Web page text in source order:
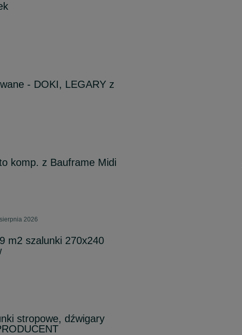
- DOKI, LEGARY z
komp. z Bauframe Midi
2026
m2 szalunki 270x240
stropowe, dźwigary